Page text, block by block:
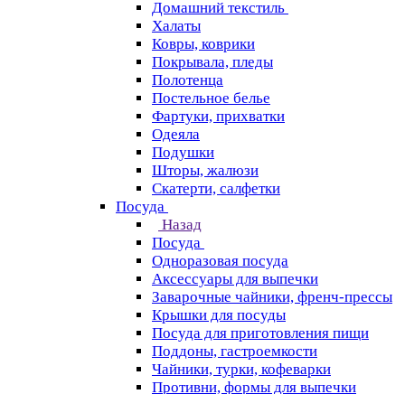
Домашний текстиль
Халаты
Ковры, коврики
Покрывала, пледы
Полотенца
Постельное белье
Фартуки, прихватки
Одеяла
Подушки
Шторы, жалюзи
Скатерти, салфетки
Посуда
Назад
Посуда
Одноразовая посуда
Аксессуары для выпечки
Заварочные чайники, френч-прессы
Крышки для посуды
Посуда для приготовления пищи
Поддоны, гастроемкости
Чайники, турки, кофеварки
Противни, формы для выпечки